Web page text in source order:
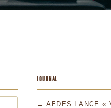
JOURNAL
→ AEDES LANCE «